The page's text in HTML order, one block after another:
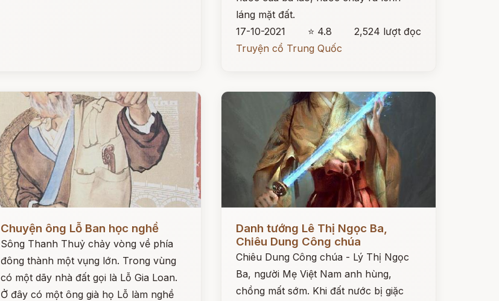
láng mặt đất.
17-10-2021
⭐ 4.8
2,524 lượt đọc
Truyện cổ Trung Quốc
Chuyện ông Lỗ Ban học nghề
Sông Thanh Thuỷ chảy vòng về phía
đông thành một vụng lớn. Trong vùng
có một dãy nhà đất gọi là Lỗ Gia Loan.
Ở đây có một ông già họ Lỗ làm nghề
Danh tướng Lê Thị Ngọc Ba,
Chiêu Dung Công chúa
Chiêu Dung Công chúa - Lý Thị Ngọc
Ba, người Mẹ Việt Nam anh hùng,
chồng mất sớm. Khi đất nước bị giặc